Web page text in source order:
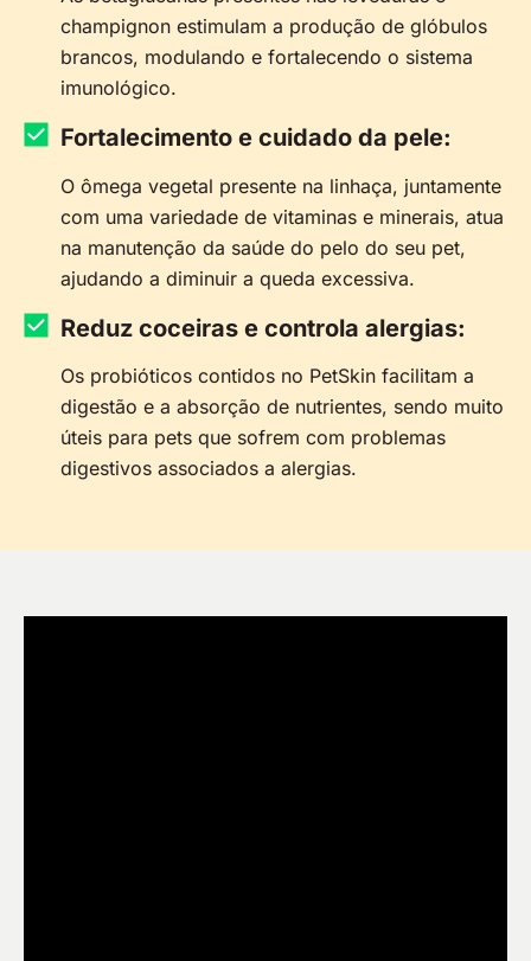
champignon estimulam a produção de glóbulos
brancos, modulando e fortalecendo o sistema
imunológico.
Fortalecimento e cuidado da pele:
O ômega vegetal presente na linhaça, juntamente
com uma variedade de vitaminas e minerais, atua
na manutenção da saúde do pelo do seu pet,
ajudando a diminuir a queda excessiva.
Reduz coceiras e controla alergias:
Os probióticos contidos no PetSkin facilitam a
digestão e a absorção de nutrientes, sendo muito
úteis para pets que sofrem com problemas
digestivos associados a alergias.